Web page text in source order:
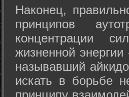
Наконец,
принципов
концентрации
жизненной
называвший
искать в борьбе